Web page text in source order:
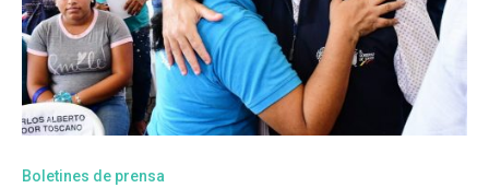
Boletines de prensa